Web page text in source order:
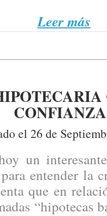
Leer más
el 26 de
un
entender la
que en
“hipotecas